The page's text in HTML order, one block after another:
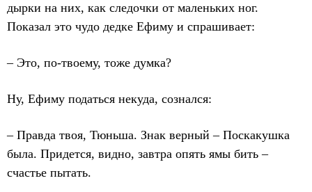
дырки на них, как следочки от маленьких ног.
Показал это чудо дедке Ефиму и спрашивает:
– Это, по-твоему, тоже думка?
Ну, Ефиму податься некуда, сознался:
– Правда твоя, Тюньша. Знак верный – Поскакушка
была. Придется, видно, завтра опять ямы бить –
счастье пытать.